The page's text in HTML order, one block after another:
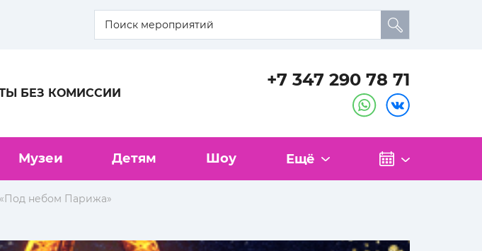
БЕЗ КОМИССИИ
+7 347 290 78 71
Музеи Детям Шоу Ещё
небом Парижа»